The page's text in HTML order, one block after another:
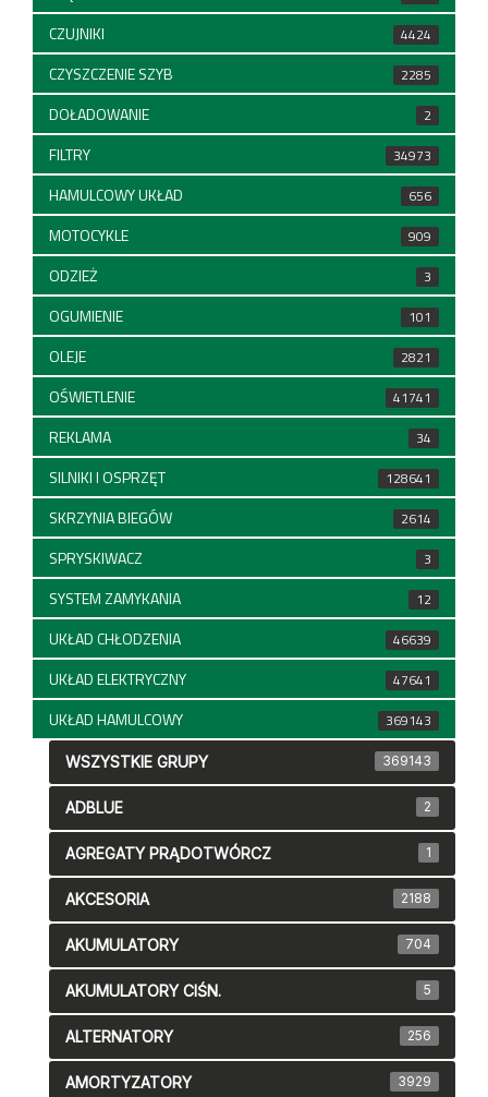
CZUJNIKI 4424
CZYSZCZENIE SZYB 2285
DOŁADOWANIE 2
FILTRY 34973
HAMULCOWY UKŁAD 656
MOTOCYKLE 909
ODZIEŻ 3
OGUMIENIE 101
OLEJE 2821
OŚWIETLENIE 41741
REKLAMA 34
SILNIKI I OSPRZĘT 128641
SKRZYNIA BIEGÓW 2614
SPRYSKIWACZ 3
SYSTEM ZAMYKANIA 12
UKŁAD CHŁODZENIA 46639
UKŁAD ELEKTRYCZNY 47641
UKŁAD HAMULCOWY 369143
WSZYSTKIE GRUPY 369143
ADBLUE 2
AGREGATY PRĄDOTWÓRCZ 1
AKCESORIA 2188
AKUMULATORY 704
AKUMULATORY CIŚN. 5
ALTERNATORY 256
AMORTYZATORY 3929